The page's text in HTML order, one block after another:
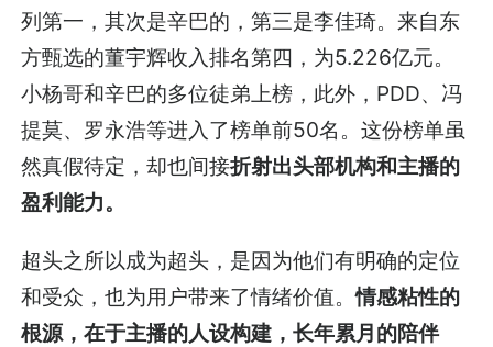
列第一，其次是辛巴的，第三是李佳琦。来自东
方甄选的董宇辉收入排名第四，为5.226亿元。
小杨哥和辛巴的多位徒弟上榜，此外，PDD、冯
提莫、罗永浩等进入了榜单前50名。这份榜单虽
然真假待定，却也间接折射出头部机构和主播的
盈利能力。
超头之所以成为超头，是因为他们有明确的定位
和受众，也为用户带来了情绪价值。情感粘性的
根源，在于主播的人设构建，长年累月的陪伴